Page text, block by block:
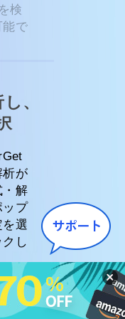
検
能で
、
析が
・解
ップ
選
し